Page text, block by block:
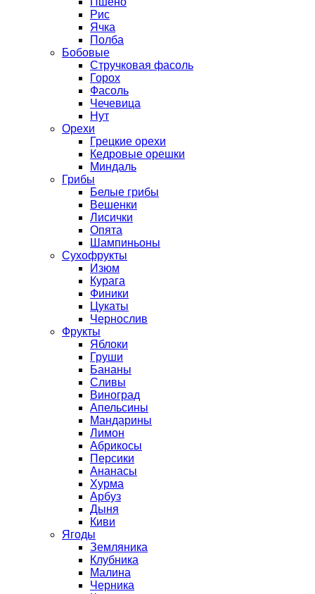
Рис
Ячка
Полба
Бобовые
Стручковая фасоль
Горох
Фасоль
Чечевица
Нут
Орехи
Грецкие орехи
Кедровые орешки
Миндаль
Грибы
Белые грибы
Вешенки
Лисички
Опята
Шампиньоны
Сухофрукты
Изюм
Курага
Финики
Цукаты
Чернослив
Фрукты
Яблоки
Груши
Бананы
Сливы
Виноград
Апельсины
Мандарины
Лимон
Абрикосы
Персики
Ананасы
Хурма
Арбуз
Дыня
Киви
Ягоды
Земляника
Клубника
Малина
Черника